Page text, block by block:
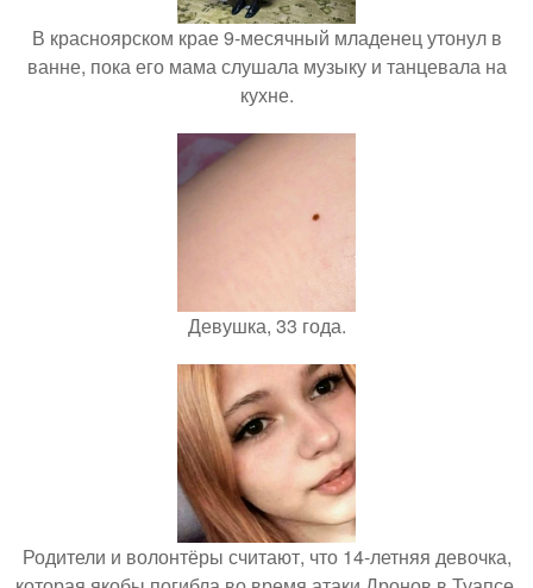
В красноярском крае 9-месячный младенец утонул в
ванне, пока его мама слушала музыку и танцевала на
кухне.
Девушка, 33 года.
Родители и волонтёры считают, что 14-летняя девочка,